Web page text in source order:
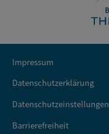
Impressum
Datenschutzerklärung
Datenschutzeinstellungen
Barrierefreiheit